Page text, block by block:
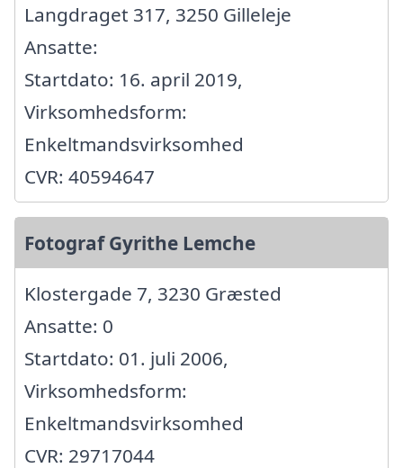
Langdraget 317, 3250 Gilleleje
Ansatte:
Startdato: 16. april 2019,
Virksomhedsform:
Enkeltmandsvirksomhed
CVR: 40594647
Fotograf Gyrithe Lemche
Klostergade 7, 3230 Græsted
Ansatte: 0
Startdato: 01. juli 2006,
Virksomhedsform:
Enkeltmandsvirksomhed
CVR: 29717044